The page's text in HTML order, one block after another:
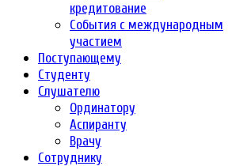
кредитование
События с международным
участием
Поступающему
Студенту
Слушателю
Ординатору
Аспиранту
Врачу
Сотруднику